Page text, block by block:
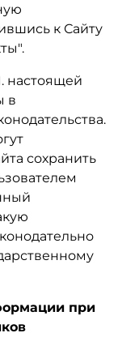
к Сайту
настоящей
в
сохранить
при